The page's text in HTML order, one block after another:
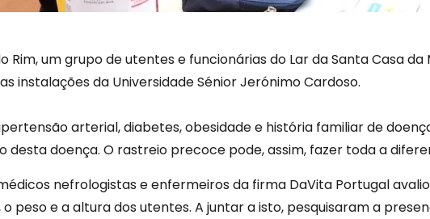
Rim, um grupo de utentes e funcionárias do Lar da Santa Casa
instalações da Universidade Sénior Jerónimo Cardoso.
arterial, diabetes, obesidade e história familiar de
desta doença. O rastreio precoce pode, assim, fazer toda a
nefrologistas e enfermeiros da firma DaVita Portugal
peso e a altura dos utentes. A juntar a isto, pesquisaram a